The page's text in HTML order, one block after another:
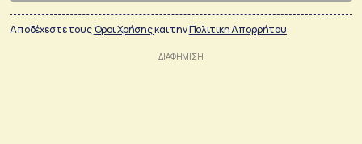
Αποδέχεστε τουςΌροι Χρήσηςκαι τηνΠολιτικη Απορρήτου